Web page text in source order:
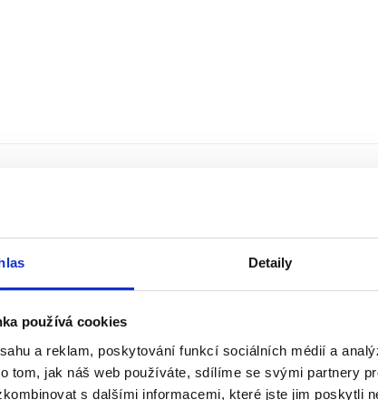
Detaily
používá cookies
a reklam, poskytování funkcí sociálních médií a
tom, jak náš web používáte, sdílíme se svými partnery
s dalšími informacemi, které jste jim poskytli
m2